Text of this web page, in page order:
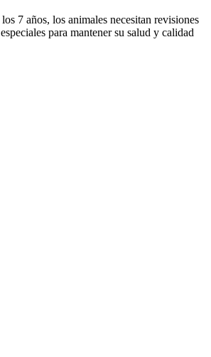
7 años, los animales necesitan revisiones
para mantener su salud y calidad